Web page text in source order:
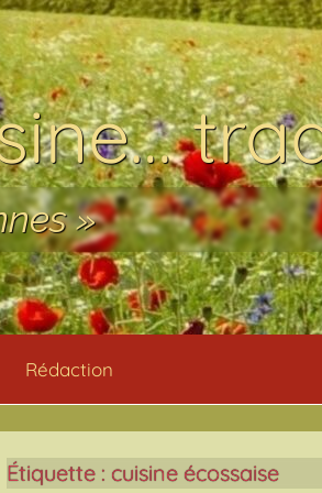
»
Rédaction
Étiquette : cuisine écossaise